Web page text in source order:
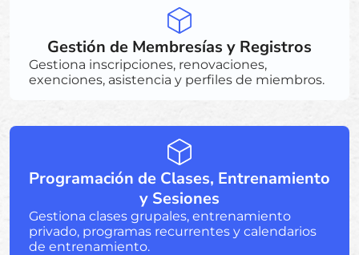
Gestión de Membresías y Registros
Gestiona inscripciones, renovaciones,
exenciones, asistencia y perfiles de miembros.
Programación de Clases, Entrenamiento
y Sesiones
Gestiona clases grupales, entrenamiento
privado, programas recurrentes y calendarios
de entrenamiento.